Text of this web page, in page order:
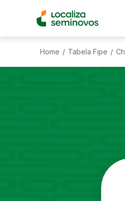
Home / Tabela Fipe /